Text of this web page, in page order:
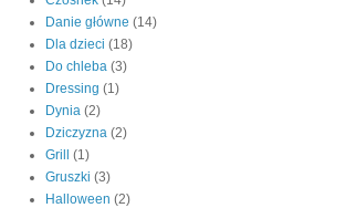
Danie główne (14)
Dla dzieci (18)
Do chleba (3)
Dressing (1)
Dynia (2)
Dziczyzna (2)
Grill (1)
Gruszki (3)
Halloween (2)